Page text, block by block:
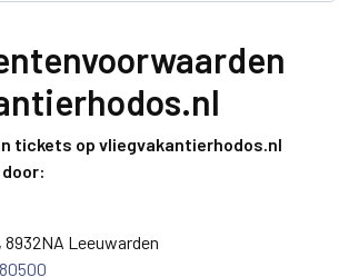
tickets op vliegvakantierhodos.nl
8932NA Leeuwarden